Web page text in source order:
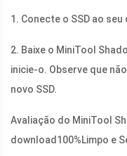
1. Conecte o SSD ao
2. Baixe o MiniTool
inicie-o. Observe que
novo SSD.
Avaliação do MiniTool
download 100%Limpo e